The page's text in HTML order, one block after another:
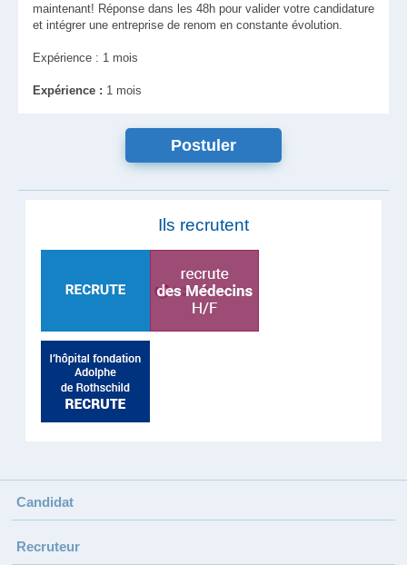
maintenant! Réponse dans les 48h pour valider votre candidature
et intégrer une entreprise de renom en constante évolution.
Expérience : 1 mois
Expérience : 1 mois
Ils recrutent
Candidat
Recruteur